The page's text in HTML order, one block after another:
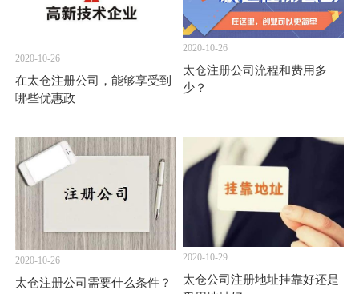
2020-10-26
在太仓注册公司，能够享受到
哪些优惠政
2020-10-26
太仓注册公司流程和费用多
少？
2020-10-26
太仓注册公司需要什么条件？
2020-10-29
太仓公司注册地址挂靠好还是